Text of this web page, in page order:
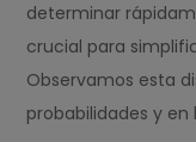
determinar
crucial para
Observamos esta
probabilidades y